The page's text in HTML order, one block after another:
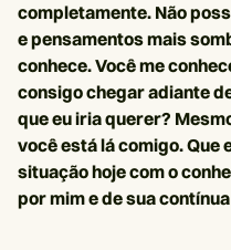
completamente. Não
e pensamentos mais
conhece. Você me
consigo chegar adiante
que eu iria querer?
você está lá comigo. Que
situação hoje com o
por mim e de sua